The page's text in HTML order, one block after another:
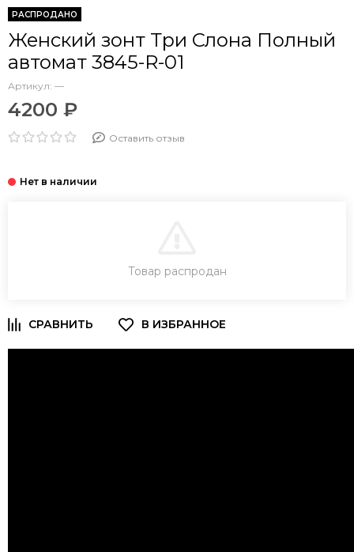
РАСПРОДАНО
Женский зонт Три Слона Полный
автомат 3845-R-01
Артикул: —
4200 ₽
Оставить отзыв
Товар распродан